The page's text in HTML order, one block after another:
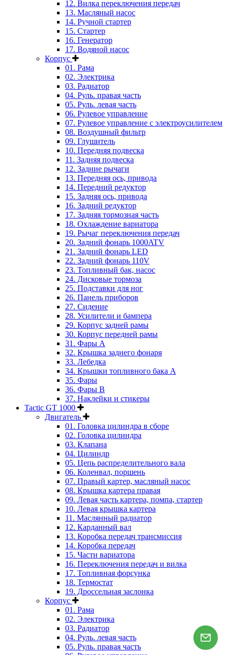
12. Вилка переключения передач
13. Масляный насос
14. Ручной стартер
15. Стартер
16. Генератор
17. Водяной насос
Корпус
01. Рама
02. Электрика
03. Радиатор
04. Руль. правая часть
05. Руль. левая часть
06. Рулевое управление
07. Рулевое управление с электроусилителем
08. Воздушный фильтр
09. Глушитель
10. Передняя подвеска
11. Задняя подвеска
12. Задние рычаги
13. Передняя ось, привода
14. Передний редуктор
15. Задняя ось, привода
16. Задний редуктор
17. Задняя тормозная часть
18. Охлаждение вариатора
19. Рычаг переключения передач
20. Задний фонарь 1000ATV
21. Задний фонарь LED
22. Задний фонарь 110V
23. Топливный бак, насос
24. Дисковые тормоза
25. Подставки для ног
26. Панель приборов
27. Сидение
28. Усилители и бампера
29. Корпус задней рамы
30. Корпус передней рамы
31. Фары А
32. Крышка заднего фонаря
33. Лебедка
34. Крышки топливного бака А
35. Фары
36. Фары B
37. Наклейки и стикеры
Tactic GT 1000
Двигатель
01. Головка цилиндра в сборе
02. Головка цилиндра
03. Клапана
04. Цилиндр
05. Цепь распределительного вала
06. Коленвал, поршень
07. Правый картер, масляный насос
08. Крышка картера правая
09. Левая часть картера, помпа, стартер
10. Левая крышка картера
11. Маслянный радиатор
12. Карданный вал
13. Коробка передач трансмиссия
14. Коробка передач
15. Части вариатора
16. Переключения передач и вилка
17. Топливная форсунка
18. Термостат
19. Дроссельная заслонка
Корпус
01. Рама
02. Электрика
03. Радиатор
04. Руль. левая часть
05. Руль. правая часть